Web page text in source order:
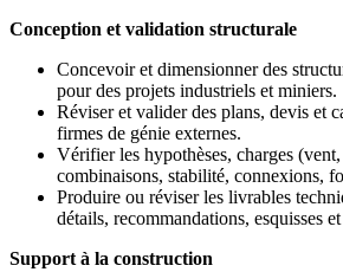
Conception et validation structurale
Concevoir et dimensionner des
pour des projets industriels et miniers.
Réviser et valider des plans, devis et
firmes de génie externes.
Vérifier les hypothèses, charges
combinaisons, stabilité, connexions,
Produire ou réviser les livrables
détails, recommandations, esquisses
Support à la construction